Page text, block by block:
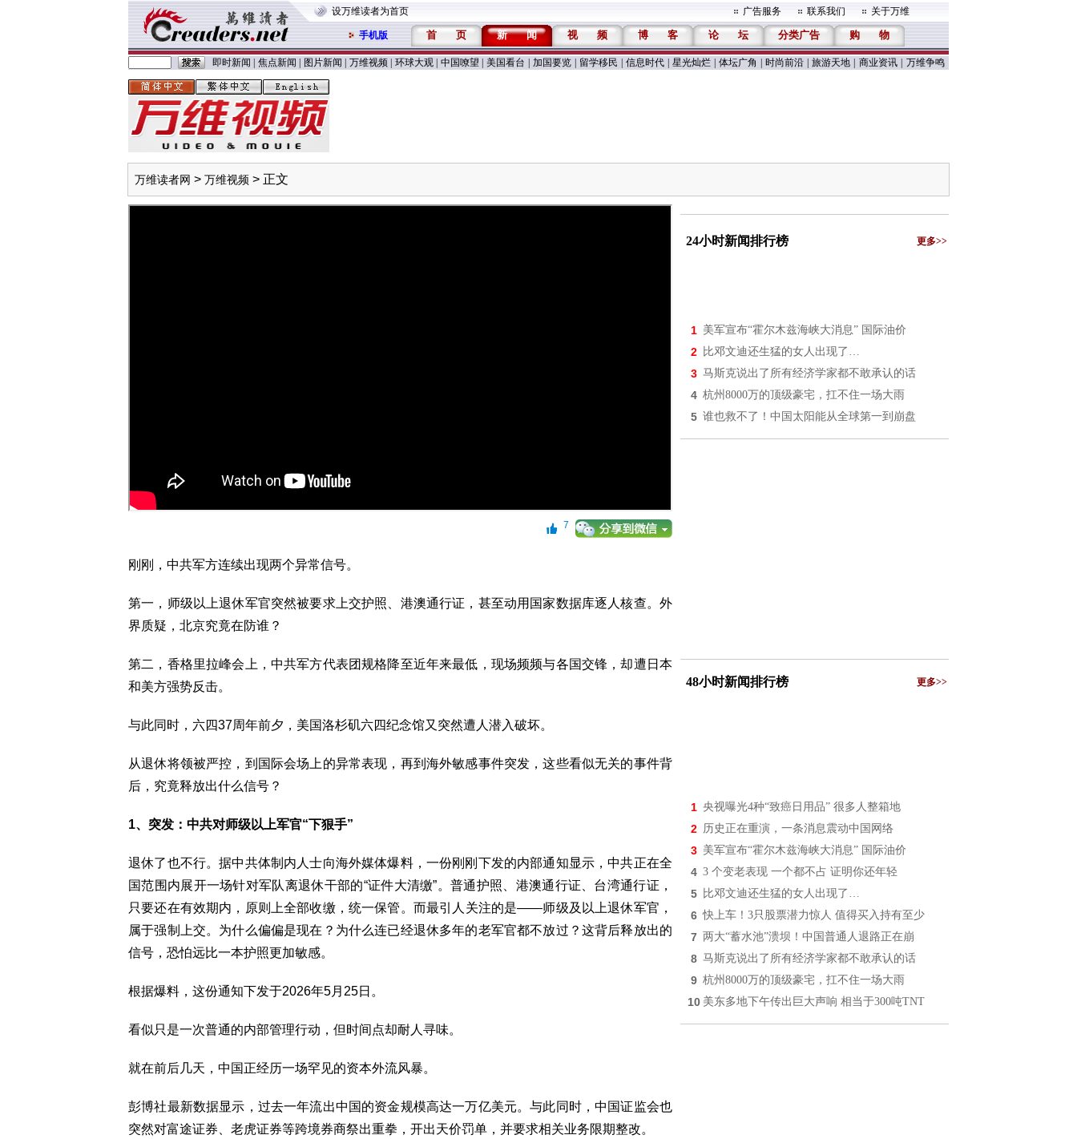
设万维读者为首页 广告服务 联系我们 关于万维
手机版 首 页 新 闻 视 频 博 客 论 坛 分类广告 购 物
即时新闻 焦点新闻 图片新闻 万维视频 环球大观 中国嘹望 美国看台 加国要览 留学移民 信息时代 星光灿烂 体坛广角 时尚前沿 旅游天地 商业资讯 万维争鸣
万维读者网 > 万维视频 > 正文
7
刚刚，中共军方连续出现两个异常信号。
第一，师级以上退休军官突然被要求上交护照、港澳通行证，甚至动用国家数据库逐人核查。外
界质疑，北京究竟在防谁？
第二，香格里拉峰会上，中共军方代表团规格降至近年来最低，现场频频与各国交锋，却遭日本
和美方强势反击。
与此同时，六四37周年前夕，美国洛杉矶六四纪念馆又突然遭人潜入破坏。
从退休将领被严控，到国际会场上的异常表现，再到海外敏感事件突发，这些看似无关的事件背
后，究竟释放出什么信号？
1、突发：中共对师级以上军官“下狠手”
退休了也不行。据中共体制内人士向海外媒体爆料，一份刚刚下发的内部通知显示，中共正在全
国范围内展开一场针对军队离退休干部的“证件大清缴”。普通护照、港澳通行证、台湾通行证，
只要还在有效期内，原则上全部收缴，统一保管。而最引人关注的是——师级及以上退休军官，
属于强制上交。为什么偏偏是现在？为什么连已经退休多年的老军官都不放过？这背后释放出的
信号，恐怕远比一本护照更加敏感。
根据爆料，这份通知下发于2026年5月25日。
看似只是一次普通的内部管理行动，但时间点却耐人寻味。
就在前后几天，中国正经历一场罕见的资本外流风暴。
彭博社最新数据显示，过去一年流出中国的资金规模高达一万亿美元。与此同时，中国证监会也
突然对富途证券、老虎证券等跨境券商祭出重拳，开出天价罚单，并要求相关业务限期整改。
24小时新闻排行榜 更多>>
1 美军宣布“霍尔木兹海峡大消息” 国际油价
2 比邓文迪还生猛的女人出现了…
3 马斯克说出了所有经济学家都不敢承认的话
4 杭州8000万的顶级豪宅，扛不住一场大雨
5 谁也救不了！中国太阳能从全球第一到崩盘
48小时新闻排行榜 更多>>
1 央视曝光4种“致癌日用品” 很多人整箱地
2 历史正在重演，一条消息震动中国网络
3 美军宣布“霍尔木兹海峡大消息” 国际油价
4 3 个变老表现 一个都不占 证明你还年轻
5 比邓文迪还生猛的女人出现了…
6 快上车！3只股票潜力惊人 值得买入持有至少
7 两大“蓄水池”溃坝！中国普通人退路正在崩
8 马斯克说出了所有经济学家都不敢承认的话
9 杭州8000万的顶级豪宅，扛不住一场大雨
10 美东多地下午传出巨大声响 相当于300吨TNT